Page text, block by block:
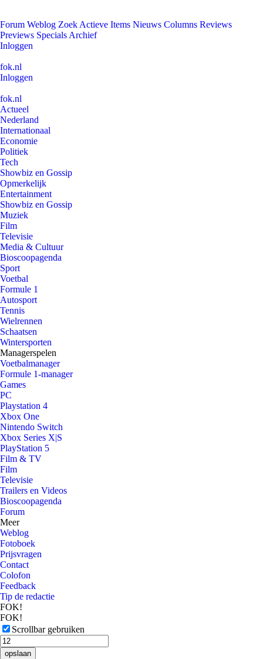
Forum Weblog Zoek Actieve Items Nieuws Columns Reviews
Previews Specials Archief
Inloggen
fok.nl
Inloggen
fok.nl
Actueel
Nederland
Internationaal
Economie
Politiek
Tech
Showbiz en Gossip
Opmerkelijk
Entertainment
Showbiz en Gossip
Muziek
Film
Televisie
Media & Cultuur
Bioscoopagenda
Sport
Voetbal
Formule 1
Autosport
Tennis
Wielrennen
Schaatsen
Wintersporten
Managerspelen
Voetbalmanager
Formule 1-manager
Games
PC
Playstation 4
Xbox One
Nintendo Switch
Xbox Series X|S
PlayStation 5
Film & TV
Film
Televisie
Trailers en Videos
Bioscoopagenda
Forum
Meer
Weblog
Fotoboek
Prijsvragen
Contact
Colofon
Feedback
Tip de redactie
FOK!
FOK!
Scrollbar gebruiken
opslaan